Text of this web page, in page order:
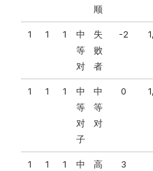
顺
1 1 1
中
等
对
失
败
者
-2
1 1 1
中
等
对
子
中
等
对
0
1 1 1
中
高
3